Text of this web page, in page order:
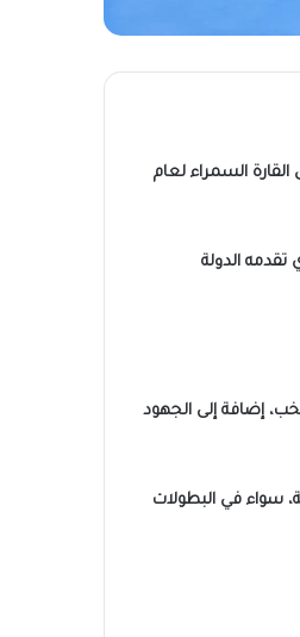
السمراء لعام
الدولة
إضافة إلى الجهود
سواء في البطولات